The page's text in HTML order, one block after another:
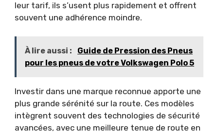
leur tarif, ils s’usent plus rapidement et offrent
souvent une adhérence moindre.
À lire aussi :
Guide de Pression des Pneus
pour les pneus de votre Volkswagen Polo 5
Investir dans une marque reconnue apporte une
plus grande sérénité sur la route. Ces modèles
intègrent souvent des technologies de sécurité
avancées, avec une meilleure tenue de route en